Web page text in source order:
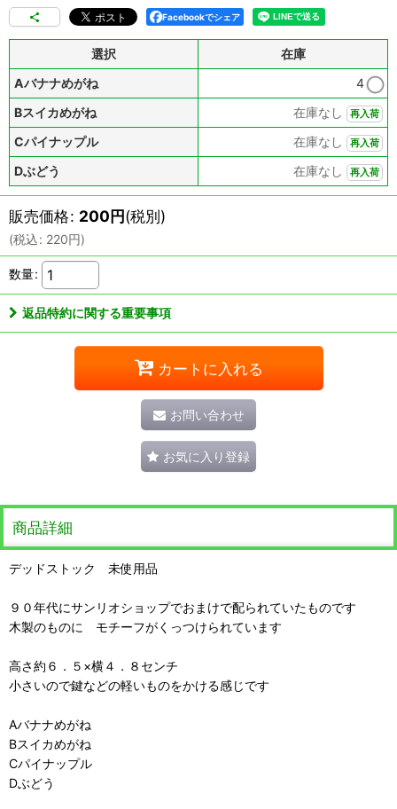
Facebookでシェア
選択
在庫
Aバナナめがね
4
Bスイカめがね
在庫なし 再入荷
Cパイナップル 在庫なし 再入荷
Dぶどう 在庫なし 再入荷
販売価格: 200円(税別)
(税込: 220円)
数量:
返品特約に関する重要事項
カートに入れる
お問い合わせ
お気に入り登録
商品詳細
デッドストック 未使用品
９０年代にサンリオショップでおまけで配られていたものです
木製のものに モチーフがくっつけられています
高さ約６．５×横４．８センチ
小さいので鍵などの軽いものをかける感じです
Aバナナめがね
Bスイカめがね
Cパイナップル
Dぶどう